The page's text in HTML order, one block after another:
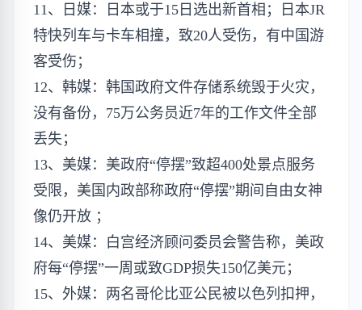
11、日媒：日本或于15日选出新首相；日本JR
特快列车与卡车相撞，致20人受伤，有中国游
客受伤；
12、韩媒：韩国政府文件存储系统毁于火灾，
没有备份，75万公务员近7年的工作文件全部
丢失；
13、美媒：美政府“停摆”致超400处景点服务
受限，美国内政部称政府“停摆”期间自由女神
像仍开放 ；
14、美媒：白宫经济顾问委员会警告称，美政
府每“停摆”一周或致GDP损失150亿美元；
15、外媒：两名哥伦比亚公民被以色列扣押，